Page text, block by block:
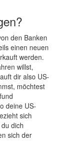
den Banken
einen neuen
werden.
willst,
dir also US-
möchtest
deine US-
sich
dich
sich der